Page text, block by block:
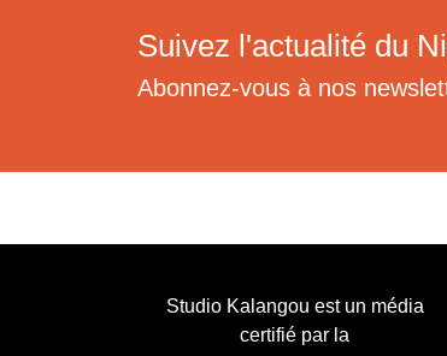
Suivez l'actualité du
Abonnez-vous à nos
Studio Kalangou est un média
certifié par la